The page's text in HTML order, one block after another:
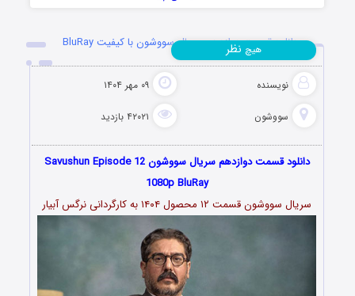
دانلود قسمت دوازدهم سریال سووشون با کیفیت BluRay
نویسنده ۰۹ مهر ۱۴۰۴
سووشون ۴۲۰۲۱ بازدید
هیچ نظر
دانلود قسمت دوازدهم سریال سووشون ‏Savushun Episode 12
1080p BluRay
سریال سووشون قسمت ۱۲ محصول ۱۴۰۴ به کارگردانی نرگس آبیار